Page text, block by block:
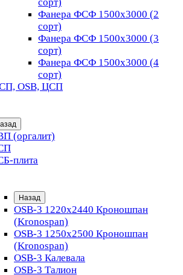
Фанера ФСФ 1500х3000 (2
сорт)
Фанера ФСФ 1500х3000 (3
сорт)
Фанера ФСФ 1500х3000 (4
сорт)
OSB, ЦСП
(оргалит)
плита
Назад
OSB-3 1220х2440 Кроношпан
(Kronospan)
OSB-3 1250х2500 Кроношпан
(Kronospan)
OSB-3 Калевала
OSB-3 Талион